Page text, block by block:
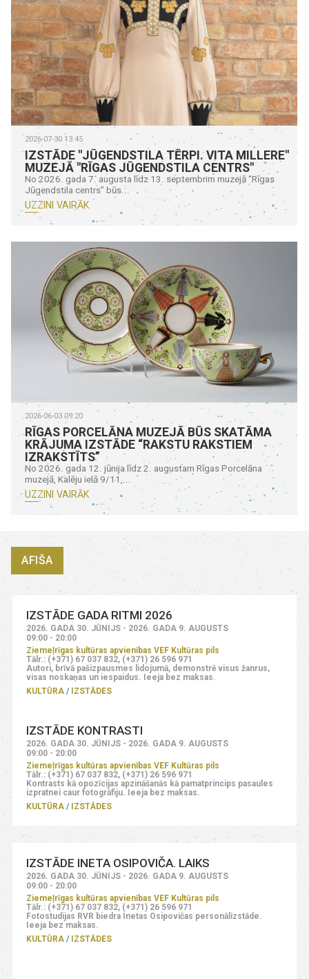
2026-07-30 13:45
IZSTĀDE "JŪGENDSTILA TĒRPI. VITA MILLERE"
MUZEJĀ "RĪGAS JŪGENDSTILA CENTRS"
No 2026. gada 7. augusta līdz 13. septembrim muzejā “Rīgas
Jūgendstila centrs” būs...
UZZINI VAIRĀK
2026-06-03 09:20
RĪGAS PORCELĀNA MUZEJĀ BŪS SKATĀMA
KRĀJUMA IZSTĀDE “RAKSTU RAKSTIEM
IZRAKSTĪTS”
No 2026. gada 12. jūnija līdz 2. augustam Rīgas Porcelāna
muzejā, Kalēju ielā 9/11,...
UZZINI VAIRĀK
AFIŠA
IZSTĀDE GADA RITMI 2026
2026. GADA 30. JŪNIJS - 2026. GADA 9. AUGUSTS
09:00 - 20:00
Ziemeļrīgas kultūras apvienības VEF Kultūras pils
Tālr.: (+371) 67 037 832, (+371) 26 596 971
Autori, brīvā pašizpausmes lidojumā, demonstrē visus žanrus,
visas noskaņas un iespaidus. Ieeja bez maksas.
KULTŪRA
IZSTĀDES
IZSTĀDE KONTRASTI
2026. GADA 30. JŪNIJS - 2026. GADA 9. AUGUSTS
09:00 - 20:00
Ziemeļrīgas kultūras apvienības VEF Kultūras pils
Tālr.: (+371) 67 037 832, (+371) 26 596 971
Kontrasts kā opozīcijas apzināšanās kā pamatprincips pasaules
izpratnei caur fotogrāfiju. Ieeja bez maksas.
KULTŪRA
IZSTĀDES
IZSTĀDE INETA OSIPOVIČA. LAIKS
2026. GADA 30. JŪNIJS - 2026. GADA 9. AUGUSTS
09:00 - 20:00
Ziemeļrīgas kultūras apvienības VEF Kultūras pils
Tālr.: (+371) 67 037 832, (+371) 26 596 971
Fotostudijas RVR biedra Inetas Osipovičas personālizstāde.
Ieeja bez maksas.
KULTŪRA
IZSTĀDES